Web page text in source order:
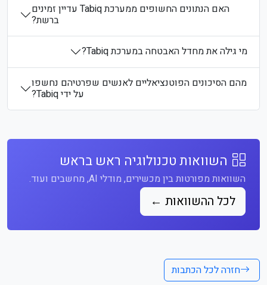
האם הנתונים החשופים ממערכת Tabiq עדיין זמינים
ברשת?
מי גילה את מחדל האבטחה במערכת Tabiq?
מהם הסיכונים הפוטנציאליים לאנשים שפרטיהם נחשפו
על ידי Tabiq?
השוואות טכנולוגיה ראש בראש
השוואות מפורטות בין מכשירים, מודלי AI, מחשבים ועוד.
לכל ההשוואות ←
חזרה לכל הכתבות